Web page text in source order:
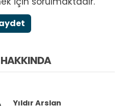
Yıldır Arslan